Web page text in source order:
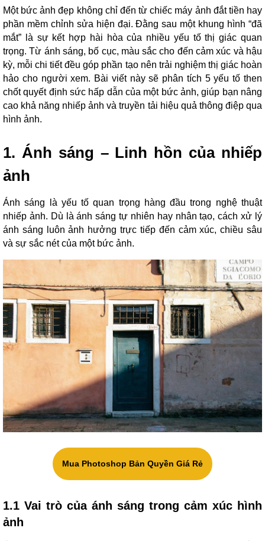
Một bức ảnh đẹp không chỉ đến từ chiếc máy ảnh đắt tiền hay
phần mềm chỉnh sửa hiện đại. Đằng sau một khung hình “đã
mắt” là sự kết hợp hài hòa của nhiều yếu tố thị giác quan
trọng. Từ ánh sáng, bố cục, màu sắc cho đến cảm xúc và hậu
kỳ, mỗi chi tiết đều góp phần tạo nên trải nghiệm thị giác hoàn
hảo cho người xem. Bài viết này sẽ phân tích 5 yếu tố then
chốt quyết định sức hấp dẫn của một bức ảnh, giúp bạn nâng
cao khả năng nhiếp ảnh và truyền tải hiệu quả thông điệp qua
hình ảnh.
1. Ánh sáng – Linh hồn của nhiếp
ảnh
Ánh sáng là yếu tố quan trọng hàng đầu trong nghệ thuật
nhiếp ảnh. Dù là ánh sáng tự nhiên hay nhân tạo, cách xử lý
ánh sáng luôn ảnh hưởng trực tiếp đến cảm xúc, chiều sâu
và sự sắc nét của một bức ảnh.
Mua Photoshop Bản Quyền Giá Rẻ
1.1 Vai trò của ánh sáng trong cảm xúc hình
ảnh